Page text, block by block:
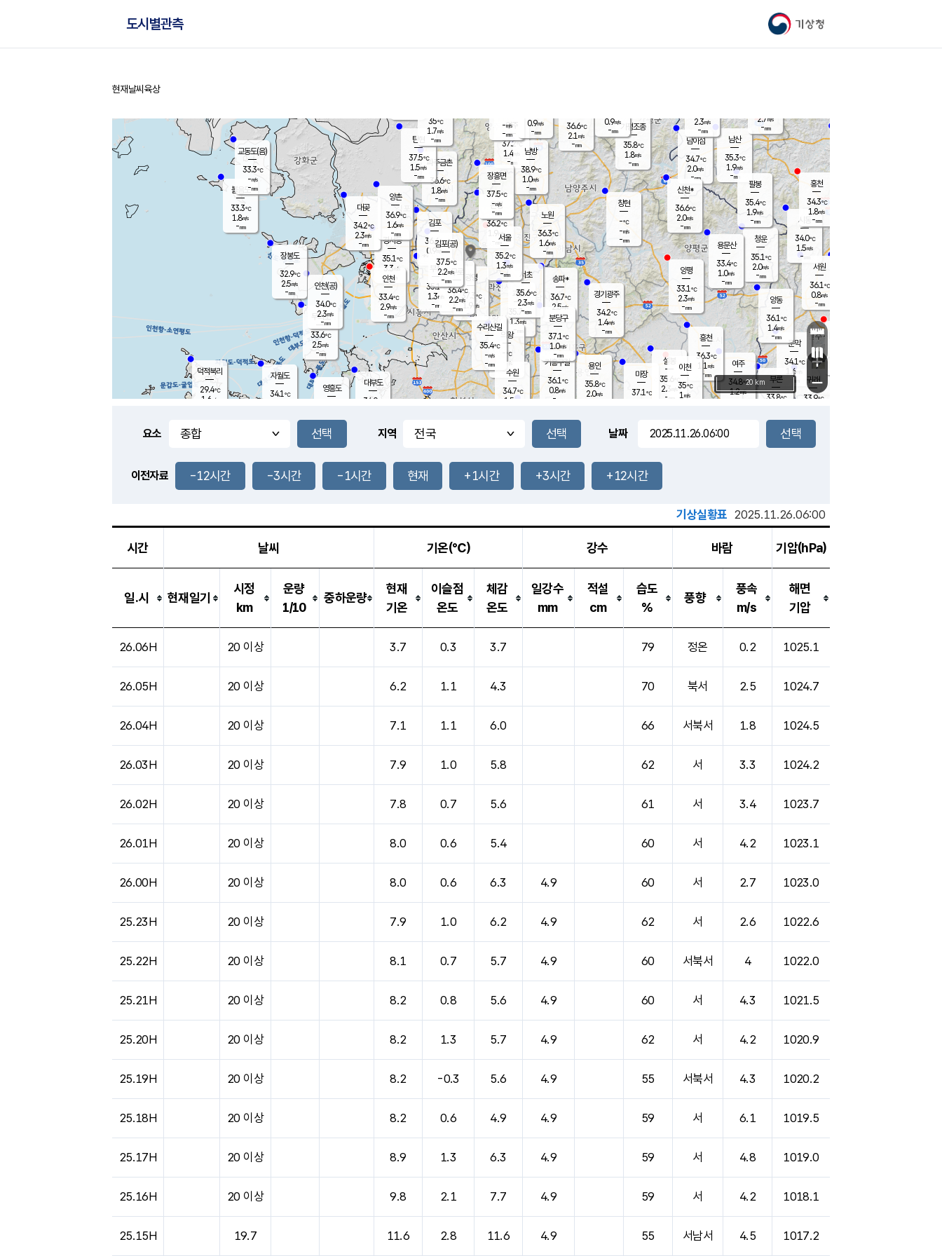
기상청
도시별관측
홈
현재날씨 육상
풍도
0.7m/s
문막
34.1℃
1.6m/s
mm
남이섬
34.7℃
2.0m/s
-mm
무의도
33.6℃
2.5m/s
-mm
영흥도
볼음도
33.3℃
1.8m/s
-mm
자월도
34.1℃
양주
37.2℃
1.4
-mm
부론
33.8℃
과천
35.7℃
1.3m/s
- mm
남산
35.3℃
1.9m/s
-mm
장봉도
32.9℃
2.5m/s
-mm
-mm
청운
35.1℃
2.0m/s
-mm
팔봉
35.4℃
1.9m/s
-mm
-mm
용인
35.8℃
2.0m/s
여주
34.8℃
1.2m/s
양동
36.1℃
1.4m/s
-mm
경기광주
34.2℃
1.4m/s
-mm
장호원
2.3m/s
-mm
34.8
℃
대부도
34.0
-
경서동
35.1℃
3.3 m/s
-mm
파주금촌
36.6℃
1.8m/s
-mm
가평조종
35.8℃
1.8m/s
-mm
36.6℃
2.1 m/s
-mm
대곶
34.2℃
2.3m/s
-mm
신천*
36.6℃
2.0m/s
-mm
창현
-℃
-m/s
-mm
탄현
37.5℃
1.5m/s
-mm
0.9m/s
-mm
36.0℃
1.4m/s
-mm
흥천
36.3℃
1.1 m/s
-mm
마장
37.1℃
의왕
- ℃
m/s
mm
김포
36.6℃
0.9 m/s
mm
설봉
35.6
2.3
- mm
광명
37.3 ℃
1.9 m/s
-mm
부천
35.1℃
1.3m/s
-mm
-mm
양촌
36.9℃
1.6m/s
-mm
구로
36.4℃
2.2m/s
-mm
은평
36.2℃
1.9 m/s
- mm
노원
36.3℃
1.6m/s
-mm
송파*
36.7℃
2.5m/s
-mm
서초
35.6℃
2.3m/s
-mm
남방
38.9℃
1.0m/s
-mm
기흥구갈
36.1℃
0.8m/s
-
수리산길
35.4℃
-m/s
-mm
분당구
37.1℃
1.0m/s
-mm
장흥면
37.5℃
-m/s
-mm
-m/s
-mm
시동
34.0℃
1.5m/s
- mm
귀래
33.9℃
서원
36.1℃
0.8m/s
-mm
용문산
33.4℃
1.0m/s
-mm
덕적북리
29.4℃
1.6 m/s
인천(공)
34.0℃
2.3m/s
-mm
김포(공)
37.5℃
2.2m/s
-mm
교동도(음)
33.3℃
-m/s
-mm
홍천
34.3℃
1.8m/s
-mm
이천
35℃
1 m/s
양평
33.1℃
2.3m/s
-mm
수원
34.7℃
1.5 m/s
인천
33.4℃
2.9m/s
-mm
서울
35.2℃
1.3m/s
-mm
2.7 m/s
-mm
35℃
1.7m/s
-mm
0.9m/s
-mm
+
−
20 km
요소 지역 날짜
이전자료 -12시간 -3시간 -1시간 현재 +1시간 +3시간 +12시간
기상실황표 2025.11.26.06:00
시간 날씨 기온(℃) 강수 바람 기압(hPa)
일.시 현재일기
시정
km
운량
1/10
중하운량
현재
기온
이슬점
온도
체감
온도
일강수
mm
적설
cm
습도
%
풍향
풍속
m/s
해면
기압
26.06H 20 이상 3.7 0.3 3.7 79 정온 0.2 1025.1
26.05H 20 이상 6.2 1.1 4.3 70 북서 2.5 1024.7
26.04H 20 이상 7.1 1.1 6.0 66 서북서 1.8 1024.5
26.03H 20 이상 7.9 1.0 5.8 62 서 3.3 1024.2
26.02H 20 이상 7.8 0.7 5.6 61 서 3.4 1023.7
26.01H 20 이상 8.0 0.6 5.4 60 서 4.2 1023.1
26.00H 20 이상 8.0 0.6 6.3 4.9 60 서 2.7 1023.0
25.23H 20 이상 7.9 1.0 6.2 4.9 62 서 2.6 1022.6
25.22H 20 이상 8.1 0.7 5.7 4.9 60 서북서 4 1022.0
25.21H 20 이상 8.2 0.8 5.6 4.9 60 서 4.3 1021.5
25.20H 20 이상 8.2 1.3 5.7 4.9 62 서 4.2 1020.9
25.19H 20 이상 8.2 -0.3 5.6 4.9 55 서북서 4.3 1020.2
25.18H 20 이상 8.2 0.6 4.9 4.9 59 서 6.1 1019.5
25.17H 20 이상 8.9 1.3 6.3 4.9 59 서 4.8 1019.0
25.16H 20 이상 9.8 2.1 7.7 4.9 59 서 4.2 1018.1
25.15H 19.7 11.6 2.8 11.6 4.9 55 서남서 4.5 1017.2